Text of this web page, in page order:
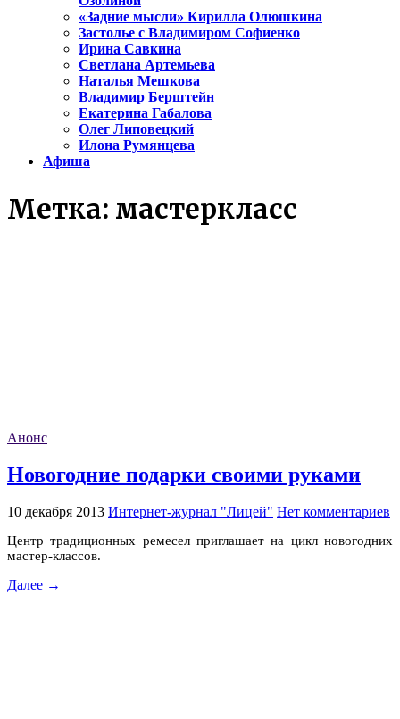
«Задние мысли» Кирилла Олюшкина
Застолье с Владимиром Софиенко
Ирина Савкина
Светлана Артемьева
Наталья Мешкова
Владимир Берштейн
Екатерина Габалова
Олег Липовецкий
Илона Румянцева
Афиша
Метка: мастеркласс
Анонс
Новогодние подарки своими руками
10 декабря 2013 Интернет-журнал "Лицей" Нет комментариев
Центр традиционных ремесел приглашает на цикл новогодних
мастер-классов.
Далее →